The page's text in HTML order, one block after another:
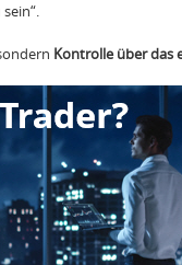
Kontrolle über das